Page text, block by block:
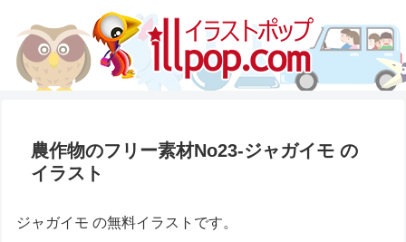
農作物のフリー素材No23-ジャガイモ の
イラスト
ジャガイモ の無料イラストです。